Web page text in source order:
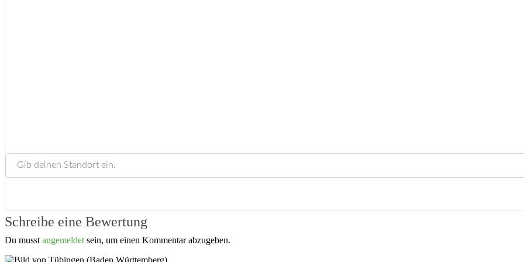
Gib deinen Standort ein.
Schreibe eine Bewertung
Du musst angemeldet sein, um einen Kommentar abzugeben.